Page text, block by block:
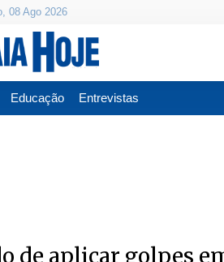
08 Ago 2026
Educação Entrevistas
de aplicar golpes